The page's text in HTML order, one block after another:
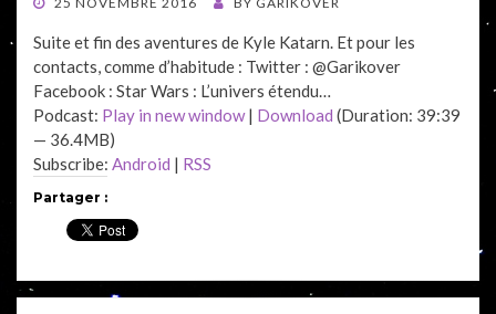
Suite et fin des aventures de Kyle Katarn. Et pour les
contacts, comme d’habitude : Twitter : @Garikover
Facebook : Star Wars : L’univers étendu…
Podcast: Play in new window| Download (Duration: 39:39
— 36.4MB)
Subscribe: Android | RSS
Partager :